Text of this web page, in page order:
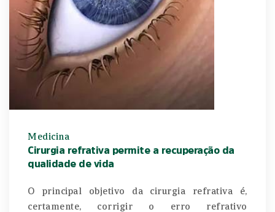
Medicina
Cirurgia refrativa permite a recuperação da
qualidade de vida
O principal objetivo da cirurgia refrativa é,
certamente, corrigir o erro refrativo